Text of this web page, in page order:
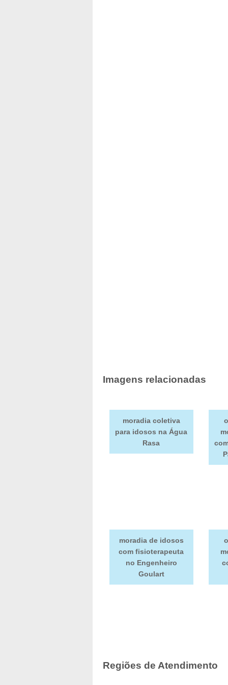
Imagens relacionadas
moradia coletiva
para idosos na Água
Rasa
moradia de idosos
com fisioterapeuta
no Engenheiro
Goulart
Regiões de Atendimento